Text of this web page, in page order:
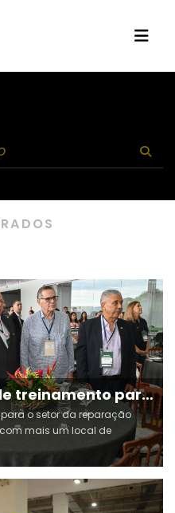
treinamento para
o setor da reparação
mais um local de